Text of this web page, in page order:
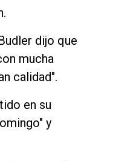
dijo que
mucha
calidad".
en su
y